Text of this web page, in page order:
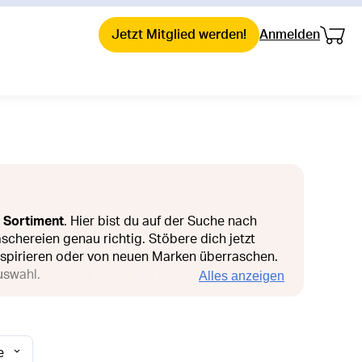
Jetzt Mitglied werden! Anmelden
Dein
Sortiment. Hier bist du auf der Suche nach
genau richtig. Stöbere dich jetzt
oder von neuen Marken überraschen.
Alles anzeigen